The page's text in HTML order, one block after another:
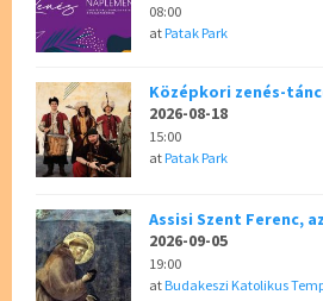
08:00
atPatak Park
Középkori zenés-
2026-08-18
15:00
atPatak Park
Assisi Szent Ferenc, az
2026-09-05
19:00
atBudakeszi Katolikus